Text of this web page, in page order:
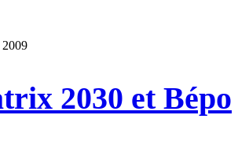
2009
2030 et Bépo